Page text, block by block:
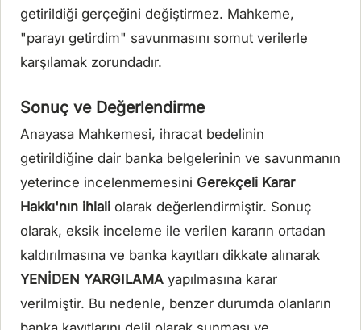
getirildiği gerçeğini değiştirmez. Mahkeme,
"parayı getirdim" savunmasını somut verilerle
karşılamak zorundadır.
Sonuç ve Değerlendirme
Anayasa Mahkemesi, ihracat bedelinin
getirildiğine dair banka belgelerinin ve savunmanın
yeterince incelenmemesini Gerekçeli Karar
Hakkı'nın ihlali olarak değerlendirmiştir. Sonuç
olarak, eksik inceleme ile verilen kararın ortadan
kaldırılmasına ve banka kayıtları dikkate alınarak
YENİDEN YARGILAMA yapılmasına karar
verilmiştir. Bu nedenle, benzer durumda olanların